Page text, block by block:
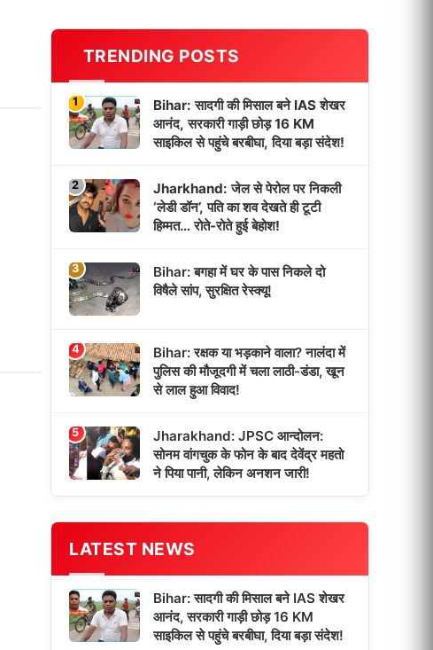
TRENDING POSTS
1
Bihar: सादगी की मिसाल बने IAS शेखर
आनंद, सरकारी गाड़ी छोड़ 16 KM
साइकिल से पहुंचे बरबीघा, दिया बड़ा संदेश!
2
Jharkhand: जेल से पेरोल पर निकली
‘लेडी डॉन’, पति का शव देखते ही टूटी
हिम्मत… रोते-रोते हुई बेहोश!
3
Bihar: बगहा में घर के पास निकले दो
विषैले सांप, सुरक्षित रेस्क्यू!
4
Bihar: रक्षक या भड़काने वाला? नालंदा में
पुलिस की मौजूदगी में चला लाठी-डंडा, खून
से लाल हुआ विवाद!
5
Jharakhand: JPSC आन्दोलन:
सोनम वांगचुक के फोन के बाद देवेंद्र महतो
ने पिया पानी, लेकिन अनशन जारी!
LATEST NEWS
Bihar: सादगी की मिसाल बने IAS शेखर
आनंद, सरकारी गाड़ी छोड़ 16 KM
साइकिल से पहुंचे बरबीघा, दिया बड़ा संदेश!